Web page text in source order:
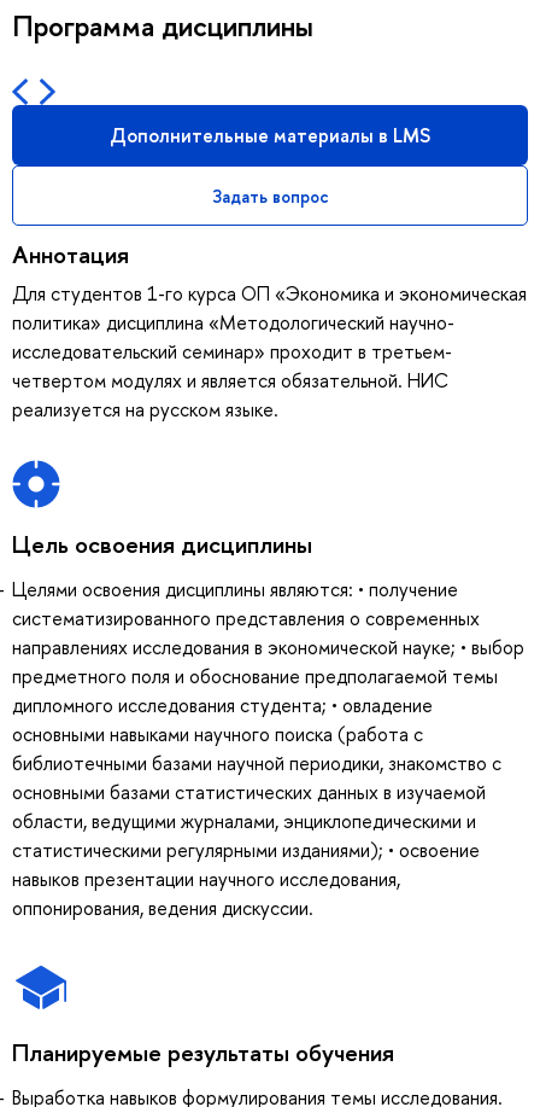
Программа дисциплины
Дополнительные материалы в LMS
Задать вопрос
Аннотация
Для студентов 1-го курса ОП «Экономика и экономическая
политика» дисциплина «Методологический научно-
исследовательский семинар» проходит в третьем-
четвертом модулях и является обязательной. НИС
реализуется на русском языке.
Цель освоения дисциплины
Целями освоения дисциплины являются: • получение
систематизированного представления о современных
направлениях исследования в экономической науке; • выбор
предметного поля и обоснование предполагаемой темы
дипломного исследования студента; • овладение
основными навыками научного поиска (работа с
библиотечными базами научной периодики, знакомство с
основными базами статистических данных в изучаемой
области, ведущими журналами, энциклопедическими и
статистическими регулярными изданиями); • освоение
навыков презентации научного исследования,
оппонирования, ведения дискуссии.
Планируемые результаты обучения
Выработка навыков формулирования темы исследования.